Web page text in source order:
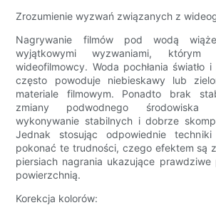
Zrozumienie wyzwań związanych z
Nagrywanie filmów pod wodą
wyjątkowymi wyzwaniami, którym
wideofilmowcy. Woda pochłania światło
często powoduje niebieskawy lub
materiale filmowym. Ponadto brak
zmiany podwodnego środowiska
wykonywanie stabilnych i dobrze
Jednak stosując odpowiednie
pokonać te trudności, czego efektem są
piersiach nagrania ukazujące
powierzchnią.
Korekcja kolorów: